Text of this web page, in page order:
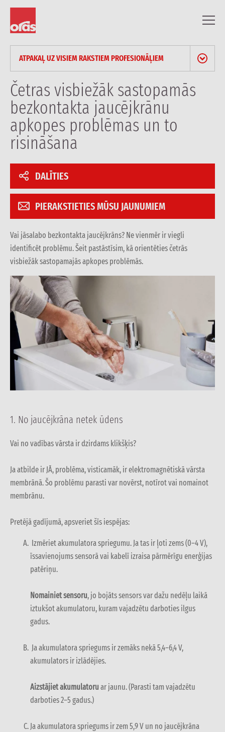
ATPAKAĻ UZ VISIEM RAKSTIEM PROFESIONĀĻIEM
JAUNUMI & PRESES RELĪZES
BLOGS
RAKSTI PROFESIONĀĻIEM
Četras visbiežāk sastopamās
bezkontakta jaucējkrānu
apkopes problēmas un to
risināšana
DALĪTIES
PIERAKSTIETIES MŪSU JAUNUMIEM
Vai jāsalabo bezkontakta jaucējkrāns? Ne vienmēr ir viegli
identificēt problēmu. Šeit pastāstīsim, kā orientēties četrās
visbiežāk sastopamajās apkopes problēmās.
1. No jaucējkrāna netek ūdens
Vai no vadības vārsta ir dzirdams klikšķis?
Ja atbilde ir JĀ, problēma, visticamāk, ir elektromagnētiskā vārsta
membrānā. Šo problēmu parasti var novērst, notīrot vai nomainot
membrānu.
Pretējā gadījumā, apsveriet šīs iespējas:
Izmēriet akumulatora spriegumu. Ja tas ir ļoti zems (0–4 V),
īssavienojums sensorā vai kabelī izraisa pārmērīgu enerģijas
patēriņu.
Nomainiet sensoru, jo bojāts sensors var dažu nedēļu laikā
iztukšot akumulatoru, kuram vajadzētu darboties ilgus
gadus.
Ja akumulatora spriegums ir zemāks nekā 5,4–6,4 V,
akumulators ir izlādējies.
Aizstājiet akumulatoru ar jaunu. (Parasti tam vajadzētu
darboties 2–5 gadus.)
Ja akumulatora spriegums ir zem 5,9 V un no jaucējkrāna